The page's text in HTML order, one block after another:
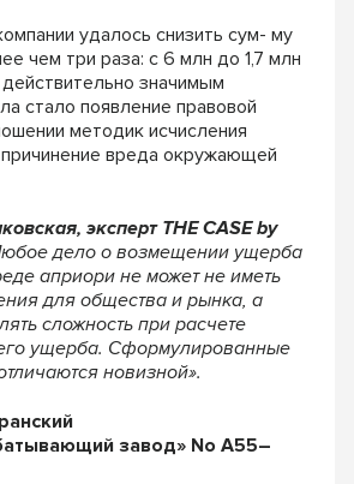
удалось снизить сум- му
чем три раза: с 6 млн до 1,7 млн
значимым
стало появление правовой
методик исчисления
вреда окружающей
эксперт THE CASE by
дело о возмещении ущерба
априори не может не иметь
для общества и рынка, а
сложность при расчете
ущерба. Сформулированные
новизной».
завод» No А55–